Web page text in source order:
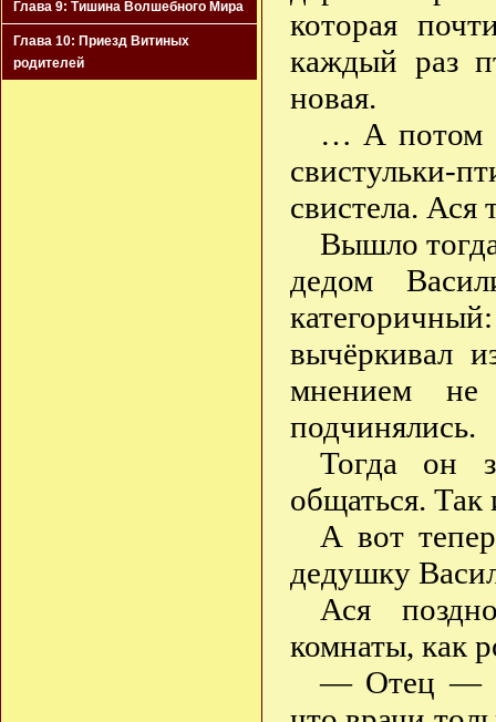
Глава 9: Тишина Волшебного Мира
Глава 10: Приезд Витиных
родителей
которая
каждый раз
новая.
… А потом
свистульки-
свистела. Ася
Вышло
дедом
вычёркивал
мнением
подчинялись.
Тогда он
общаться.
А вот
дедушку
Ася
комнаты, как
— Отец —